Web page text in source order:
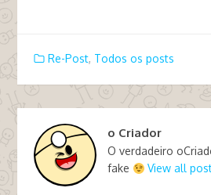
Re-Post, Todos os posts
o Criador
O verdadeiro
fake
View all